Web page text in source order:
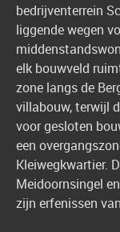
bedrijventerrein
liggende wegen
elk bouwveld
zone langs de
villabouw, terwijl
voor gesloten
een
Kleiwegkwartier.
Meidoornsingel
zijn erfenissen